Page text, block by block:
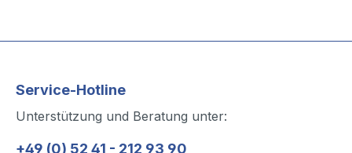
Service-Hotline
Unterstützung und Beratung unter:
+49 (0) 52 41 - 212 93 90